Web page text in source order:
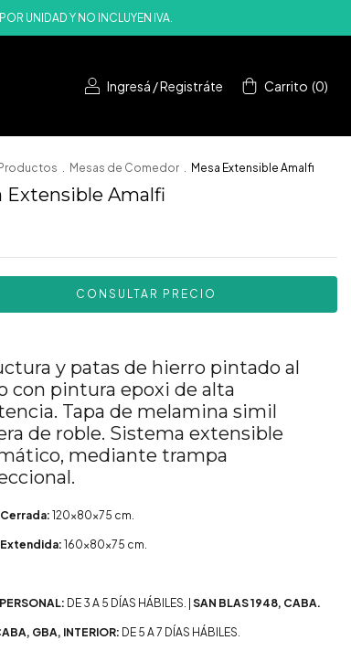
Y NO INCLUYEN IVA.
Ingresá /Registráte Carrito (0)
Productos . Mesas de Comedor . Mesa Extensible Amalfi
Extensible Amalfi
y patas de hierro pintado al
con pintura epoxi de alta
Tapa de melamina simil
de roble. Sistema extensible
mediante trampa
120x80x75 cm.
160x80x75 cm.
DE 3 A 5 DÍAS HÁBILES. | SAN BLAS 1948, CABA.
GBA, INTERIOR: DE 5 A 7 DÍAS HÁBILES.